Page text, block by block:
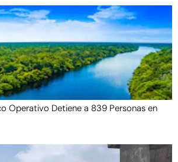
Operativo Detiene a 839 Personas en